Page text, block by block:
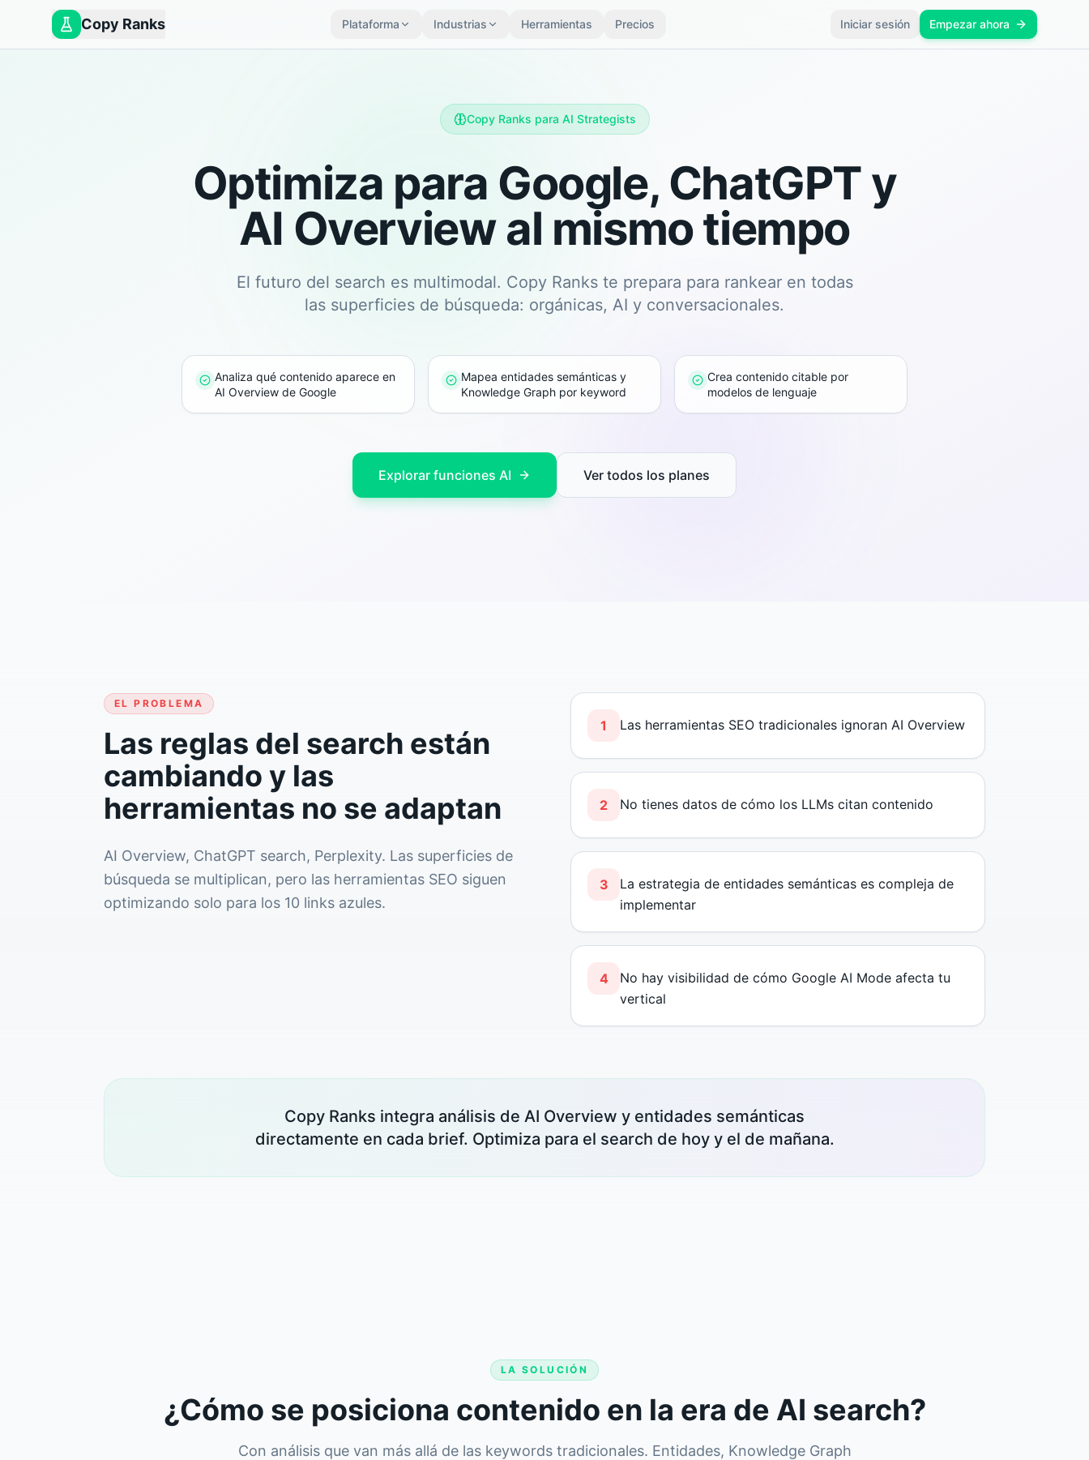
Copy Ranks Plataforma Industrias Herramientas Precios Iniciar sesión Empezar ahora
Copy Ranks para AI Strategists
Optimiza para Google, ChatGPT y
AI Overview al mismo tiempo
El futuro del search es multimodal. Copy Ranks te prepara para rankear en todas
las superficies de búsqueda: orgánicas, AI y conversacionales.
Analiza qué contenido aparece en
AI Overview de Google
Mapea entidades semánticas y
Knowledge Graph por keyword
Crea contenido citable por
modelos de lenguaje
Explorar funciones AI Ver todos los planes
EL PROBLEMA
Las reglas del search están
cambiando y las
herramientas no se adaptan
AI Overview, ChatGPT search, Perplexity. Las superficies de
búsqueda se multiplican, pero las herramientas SEO siguen
optimizando solo para los 10 links azules.
1 Las herramientas SEO tradicionales ignoran AI Overview
2 No tienes datos de cómo los LLMs citan contenido
3
La estrategia de entidades semánticas es compleja de
implementar
4
No hay visibilidad de cómo Google AI Mode afecta tu
vertical
Copy Ranks integra análisis de AI Overview y entidades semánticas
directamente en cada brief. Optimiza para el search de hoy y el de mañana.
LA SOLUCIÓN
¿Cómo se posiciona contenido en la era de AI search?
Con análisis que van más allá de las keywords tradicionales. Entidades, Knowledge Graph